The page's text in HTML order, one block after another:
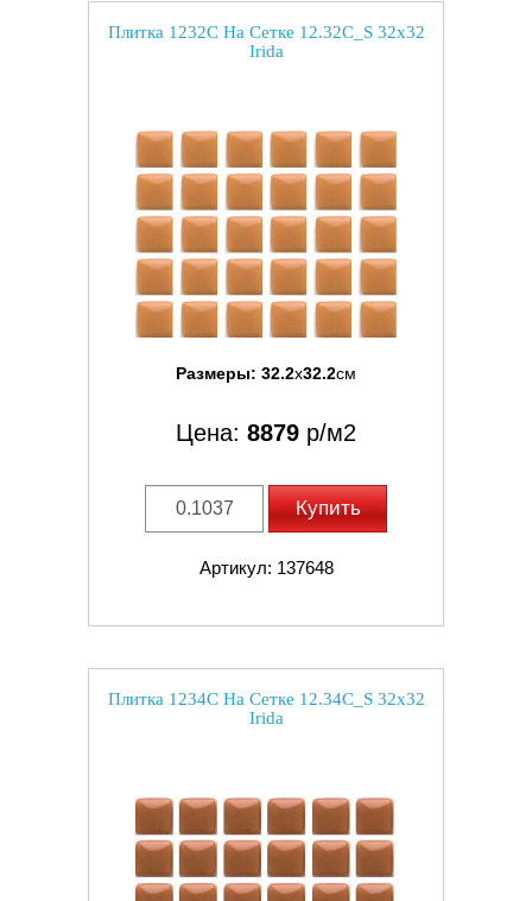
Плитка 1232C На Сетке 12.32C_S 32x32
Irida
Размеры: 32.2x32.2см
Цена: 8879 р/м2
Купить
Артикул: 137648
Плитка 1234C На Сетке 12.34C_S 32x32
Irida